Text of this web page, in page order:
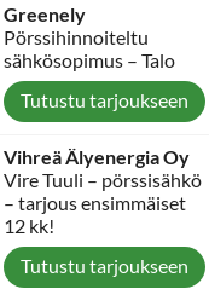
Greenely
Pörssihinnoiteltu
sähkösopimus – Talo
Tutustu tarjoukseen
Vihreä Älyenergia Oy
Vire Tuuli – pörssisähkö
– tarjous ensimmäiset
12 kk!
Tutustu tarjoukseen